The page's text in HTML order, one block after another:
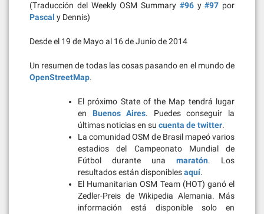
(Traducción del Weekly OSM Summary #96y#97 por
Pascal y Dennis)
Desde el 19 de Mayo al 16 de Junio de 2014
Un resumen de todas las cosas pasando en el mundo de
OpenStreetMap.
El próximo State of the Map tendrá lugar
en Buenos Aires. Puedes conseguir la
últimas noticias en su cuenta de twitter.
La comunidad OSM de Brasil mapeó varios
estadios del Campeonato Mundial de
Fútbol durante una maratón. Los
resultados están disponiblesaquí.
El Humanitarian OSM Team (HOT) ganó el
Zedler-Preis de Wikipedia Alemania. Más
información está disponible solo en